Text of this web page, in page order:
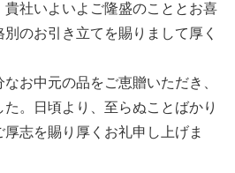
社いよいよご隆盛のこととお喜
のお引き立てを賜りまして厚く
お中元の品をご恵贈いただき、
。日頃より、至らぬことばかり
志を賜り厚くお礼申し上げま